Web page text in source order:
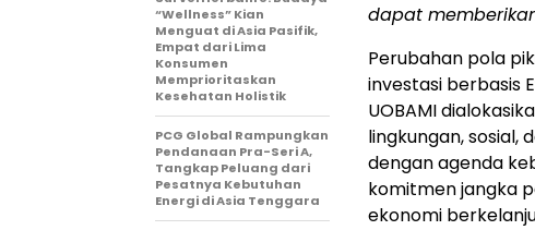
dapat
Perubahan pola
investasi berbasis
UOBAMI
lingkungan, sosial,
dengan agenda
komitmen jangka
ekonomi
“Wellness” Kian
Menguat di Asia Pasifik,
Empat dari Lima
Konsumen
Memprioritaskan
Kesehatan Holistik
PCG Global Rampungkan
Pendanaan Pra-Seri A,
Tangkap Peluang dari
Pesatnya Kebutuhan
Energi di Asia Tenggara